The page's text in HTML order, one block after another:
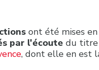
ont été mises en
par l'écoute du titre
, dont elle en est